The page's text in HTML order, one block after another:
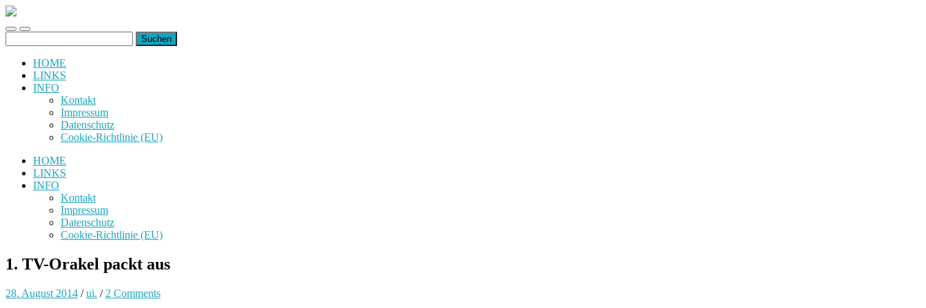
uiuiuiuiuiuiui.de
Toggle
mobile
Toggle
search
nach:
HOME
LINKS
INFO
Kontakt
Impressum
Datenschutz
Cookie-Richtlinie (EU)
HOME
LINKS
INFO
Kontakt
Impressum
Datenschutz
Cookie-Richtlinie (EU)
1. TV-Orakel packt aus
28. August 2014 /ui. / 2 Comments